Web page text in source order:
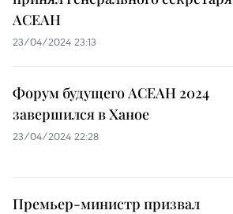
АСЕАН
23/04/2024 23:13
Форум будущего АСЕАН 2024
завершился в Ханое
23/04/2024 22:28
Премьер-министр призвал